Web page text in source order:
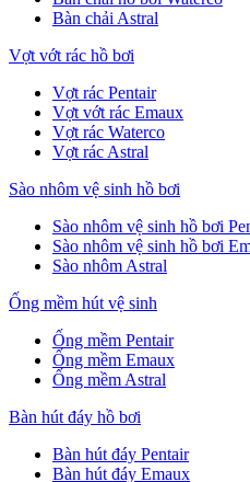
Bàn chải Astral
Vợt vớt rác hồ bơi
Vợt rác Pentair
Vợt vớt rác Emaux
Vợt rác Waterco
Vợt rác Astral
Sào nhôm vệ sinh hồ bơi
Sào nhôm vệ sinh hồ bơi
Sào nhôm vệ sinh hồ bơi
Sào nhôm Astral
Ống mềm hút vệ sinh
Ống mềm Pentair
Ống mềm Emaux
Ống mềm Astral
Bàn hút đáy hồ bơi
Bàn hút đáy Pentair
Bàn hút đáy Emaux